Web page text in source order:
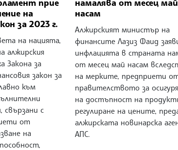
прие
на
за 2023 г.
на нацията,
алжирския
Закона за
закон за
към
свързани с
от
на
намалява от месец май
насам
Алжирският министър на
финансите Лазиз Фаид
инфлацията в страната
от месец май насам
на мерките, предприети
правителството за
на достъпност на
регулиране на цените,
алжирската новинарска
АПС.